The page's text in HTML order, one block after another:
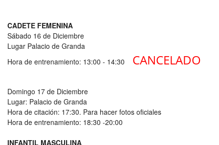
CADETE FEMENINA
Sábado 16 de Diciembre
Lugar Palacio de Granda
Hora de entrenamiento: 13:00 - 14:30 CANCELADO
Domingo 17 de Diciembre
Lugar: Palacio de Granda
Hora de citación: 17:30. Para hacer fotos oficiales
Hora de entrenamiento: 18:30 -20:00
INFANTIL MASCULINA